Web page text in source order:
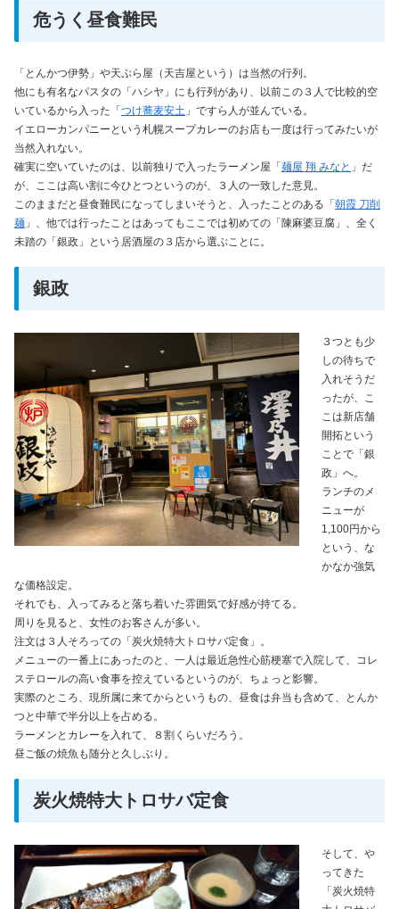
危うく昼食難民
「とんかつ伊勢」や天ぷら屋（天吉屋という）は当然の行列。
他にも有名なパスタの「ハシヤ」にも行列があり、以前この３人で比較的空
いているから入った「 つけ蕎麦安土 」ですら人が並んでいる。
イエローカンパニーという札幌スープカレーのお店も一度は行ってみたいが
当然入れない。
確実に空いていたのは、以前独りで入ったラーメン屋「 麺屋 翔 みなと 」だ
が、ここは高い割に今ひとつというのが、３人の一致した意見。
このままだと昼食難民になってしまいそうと、入ったことのある「 朝霞 刀削
麺 」、他では行ったことはあってもここでは初めての「陳麻婆豆腐」、全く
未踏の「銀政」という居酒屋の３店から選ぶことに。
銀政
３つとも少
しの待ちで
入れそうだ
ったが、こ
こは新店舗
開拓という
ことで「銀
政」へ。
ランチのメ
ニューが
1,100円から
という、な
かなか強気
な価格設定。
それでも、入ってみると落ち着いた雰囲気で好感が持てる。
周りを見ると、女性のお客さんが多い。
注文は３人そろっての「炭火焼特大トロサバ定食」。
メニューの一番上にあったのと、一人は最近急性心筋梗塞で入院して、コレ
ステロールの高い食事を控えているというのが、ちょっと影響。
実際のところ、現所属に来てからというもの、昼食は弁当も含めて、とんか
つと中華で半分以上を占める。
ラーメンとカレーを入れて、８割くらいだろう。
昼ご飯の焼魚も随分と久しぶり。
炭火焼特大トロサバ定食
そして、や
ってきた
「炭火焼特